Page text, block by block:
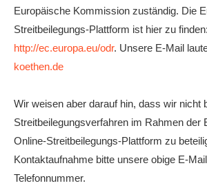
Europäische Kommission zuständig. Die
Streitbeilegungs-Plattform ist hier zu finden:
http://ec.europa.eu/odr. Unsere E-Mail
koethen.de
Wir weisen aber darauf hin, dass wir nicht
Streitbeilegungsverfahren im Rahmen der
Online-Streitbeilegungs-Plattform zu
Kontaktaufnahme bitte unsere obige E-
Telefonnummer.